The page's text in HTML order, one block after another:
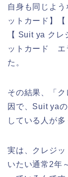
自身も同じよ
ットカード】
【 Suit ya ク
ットカード エ
た。
その結果、「
因で、Suit ya
している人が多
実は、クレジ
いたい通常2年